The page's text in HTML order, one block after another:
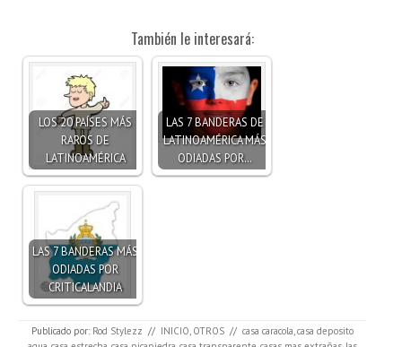
También le interesará:
LOS 20 PAÍSES MÁS
RAROS DE
LATINOAMÉRICA
LAS 7 BANDERAS DE
LATINOAMÉRICA MÁS
ODIADAS POR…
LAS 7 BANDERAS MÁS
ODIADAS POR
CRITICALANDIA
Publicado por: Rod Stylezz // INICIO OTROS // casa caracola casa deposito